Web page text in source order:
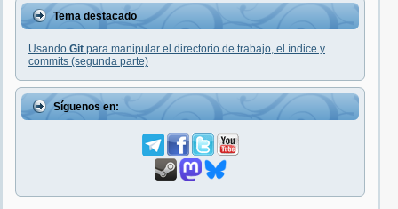
Tema destacado
Usando Git para manipular el directorio de trabajo, el índice y
commits (segunda parte)
Síguenos en: